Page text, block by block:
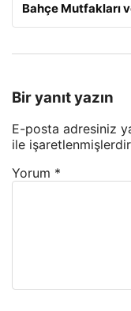
Bahçe Mutfakları
Bir yanıt yazın
E-posta adresiniz
ile işaretlenmişlerdir
Yorum *